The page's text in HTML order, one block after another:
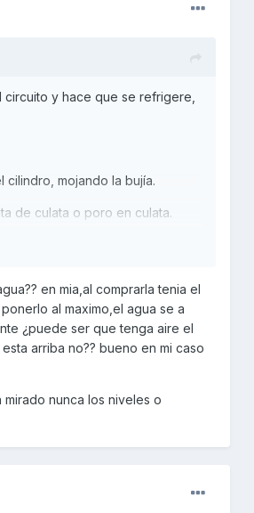
y hace que se refrigere,
mojando la bujía.
de culata o poro en culata.
vaso de expansión, pero no
lleno, el líquido del vaso
y el vaso de expansión
el circuito queda vacío y si no le
en mia,al comprarla tenia el
al maximo,el agua se a
¿puede ser que tenga aire el
arriba no?? bueno en mi caso
nunca los niveles o